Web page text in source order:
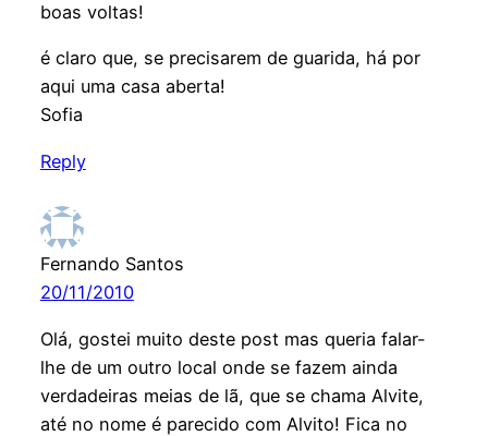
boas voltas!
é claro que, se precisarem de guarida, há por
aqui uma casa aberta!
Sofia
Reply
Fernando Santos
20/11/2010
Olá, gostei muito deste post mas queria falar-
lhe de um outro local onde se fazem ainda
verdadeiras meias de lã, que se chama Alvite,
até no nome é parecido com Alvito! Fica no